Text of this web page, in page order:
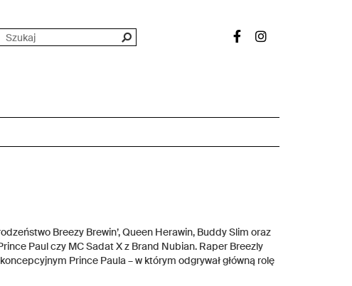
Breezy Brewin’, Queen Herawin, Buddy Slim oraz
Paul czy MC Sadat X z Brand Nubian. Raper Breezly
Prince Paula – w którym odgrywał główną rolę